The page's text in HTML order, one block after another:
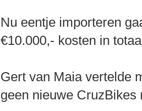
Nu eentje importeren
€10.000,- kosten in
Gert van Maia vertelde
geen nieuwe